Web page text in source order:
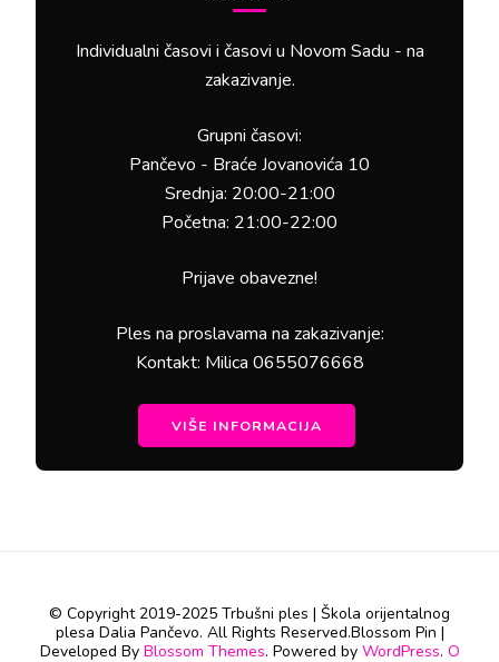
Individualni časovi i časovi u Novom Sadu - na
zakazivanje.
Grupni časovi:
Pančevo - Braće Jovanovića 10
Srednja: 20:00-21:00
Početna: 21:00-22:00
Prijave obavezne!
Ples na proslavama na zakazivanje:
Kontakt: Milica 0655076668
VIŠE INFORMACIJA
© Copyright 2019-2025 Trbušni ples | Škola orijentalnog
plesa Dalia Pančevo. All Rights Reserved.Blossom Pin |
Developed By Blossom Themes. Powered by WordPress. O